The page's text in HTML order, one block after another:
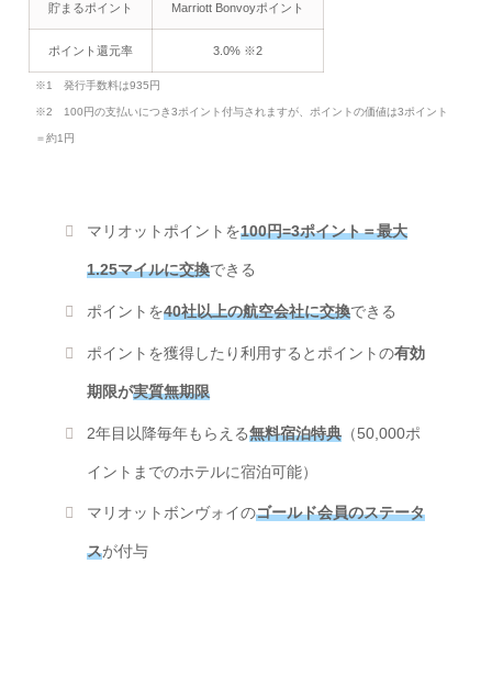
貯まるポイント Marriott Bonvoyポイント
ポイント還元率 3.0% ※2
※1 発行手数料は935円
※2 100円の支払いにつき3ポイント付与されますが、ポイントの価値は3ポイント
＝約1円
マリオットポイントを100円=3ポイント＝最大
1.25マイルに交換できる
ポイントを40社以上の航空会社に交換できる
ポイントを獲得したり利用するとポイントの有効
期限が実質無期限
2年目以降毎年もらえる無料宿泊特典（50,000ポ
イントまでのホテルに宿泊可能）
マリオットボンヴォイのゴールド会員のステータ
スが付与